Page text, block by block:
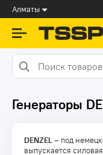
Алматы
Генераторы
DENZEL– под
выпускается